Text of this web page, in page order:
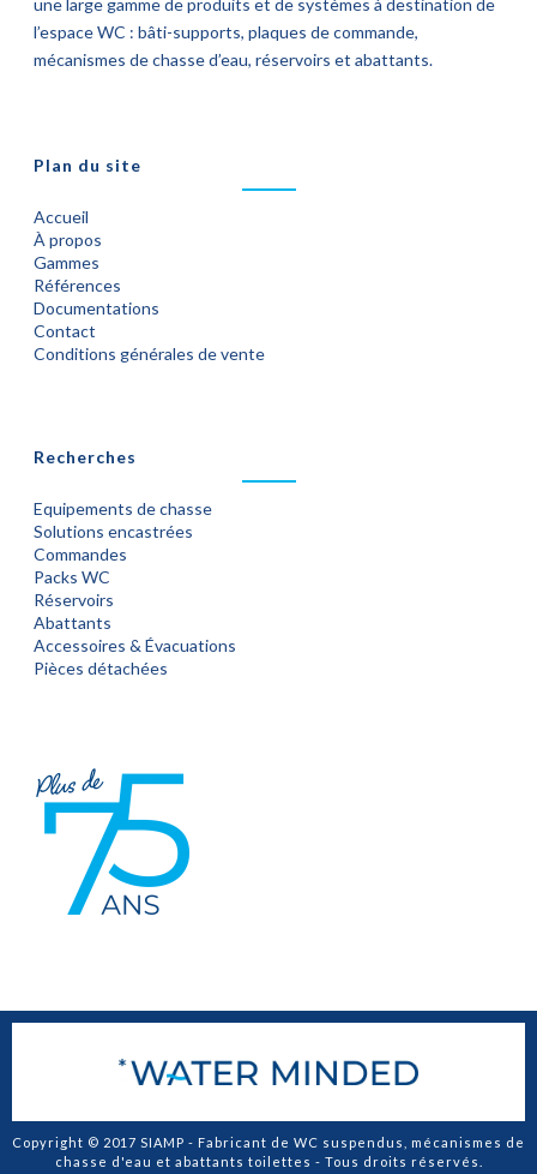
l’espace WC : bâti-supports, plaques de commande,
mécanismes de chasse d’eau, réservoirs et abattants.
Plan du site
Accueil
À propos
Gammes
Références
Documentations
Contact
Conditions générales de vente
Recherches
Equipements de chasse
Solutions encastrées
Commandes
Packs WC
Réservoirs
Abattants
Accessoires & Évacuations
Pièces détachées
Copyright © 2017 SIAMP - Fabricant de WC suspendus, mécanismes de
chasse d'eau et abattants toilettes - Tous droits réservés.